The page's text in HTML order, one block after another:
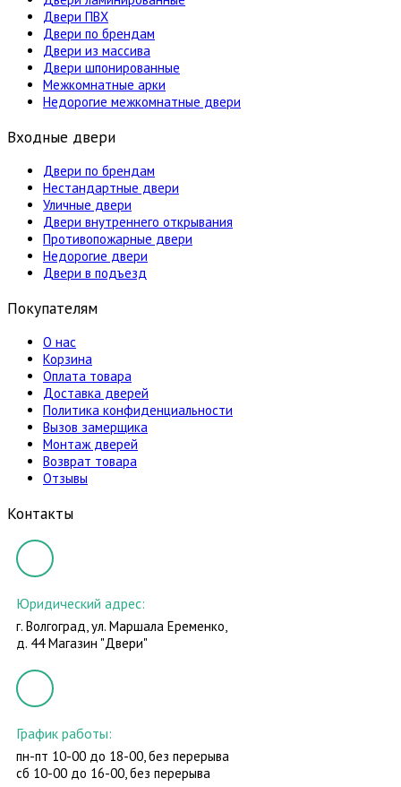
Двери ПВХ
Двери по брендам
Двери из массива
Двери шпонированные
Межкомнатные арки
Недорогие межкомнатные двери
Входные двери
Двери по брендам
Нестандартные двери
Уличные двери
Двери внутреннего открывания
Противопожарные двери
Недорогие двери
Двери в подъезд
Покупателям
О нас
Корзина
Оплата товара
Доставка дверей
Политика конфиденциальности
Вызов замерщика
Монтаж дверей
Возврат товара
Отзывы
Контакты
Юридический адрес:
г. Волгоград, ул. Маршала Еременко,
д. 44 Магазин "Двери"
График работы:
пн-пт 10-00 до 18-00, без перерыва
сб 10-00 до 16-00, без перерыва